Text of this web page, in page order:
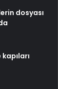
dosyası